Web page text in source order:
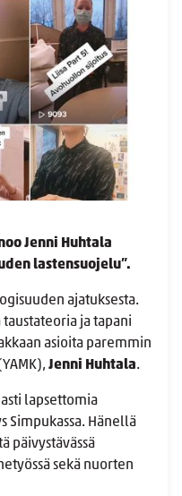
Jenni Huhtala
lastensuojelu”.
ajatuksesta.
ja tapani
asioita paremmin
Jenni Huhtala.
lapsettomia
Simpukassa. Hänellä
päivystävässä
sekä nuorten